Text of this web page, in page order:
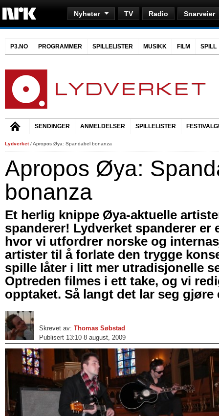
Nyheter TV Radio Snarveier
P3.NO PROGRAMMER SPILLELISTER MUSIKK FILM SPILL
SENDINGER ANMELDELSER SPILLELISTER
Lydverket/ Apropos Øya: Spandabel bonanza
Apropos Øya:
bonanza
Et herlig knippe Øya-aktuelle
spanderer! Lydverket spanderer er
hvor vi utfordrer norske og
artister til å forlate den trygge
spille låter i litt mer utradisjonelle
Optreden filmes i ett take, og vi
opptaket. Så langt det lar seg
Skrevet av: Thomas Søbstad
Publisert 13:10 8 august, 2009